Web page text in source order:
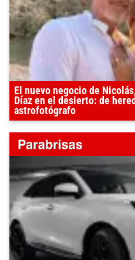
El nuevo negocio de
Díaz en el desierto: de
astrofotógrafo